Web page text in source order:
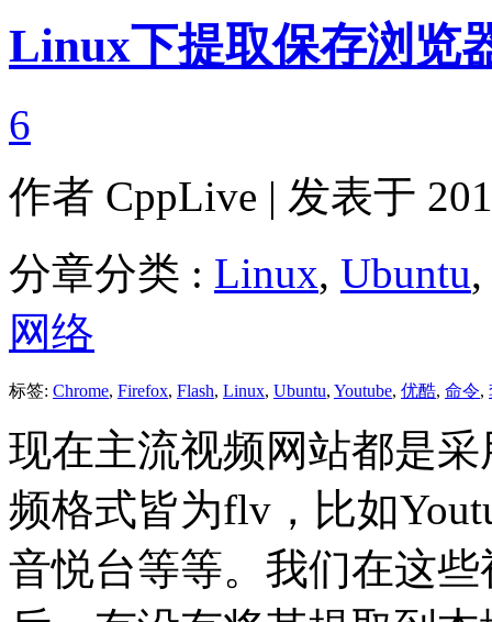
Linux下提取保存浏览
6
作者 CppLive | 发表于
分章分类 : Linux, Ubuntu,
网络
标签: Chrome, Firefox, Flash, Linux, Ubuntu, Youtube, 优酷, 命令,
现在主流视频网站都是
频格式皆为flv，比如
音悦台等等。我们在这